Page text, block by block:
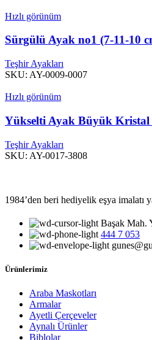
Hızlı görünüm
Sürgülü Ayak no1 (7-11-10
Teşhir Ayakları
SKU: AY-0009-0007
Hızlı görünüm
Yükselti Ayak Büyük Kristal
Teşhir Ayakları
SKU: AY-0017-3808
1984’den beri hediyelik eşya imalatı
Başak Mah.
444 7 053
Ürünlerimiz
Araba Maskotları
Armalar
Ayetli Çerçeveler
Aynalı Ürünler
Biblolar